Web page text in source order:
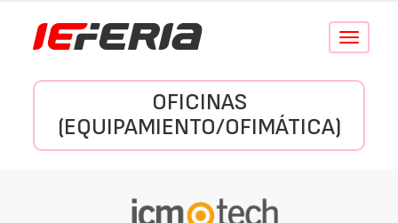
Conmutar
OFICINAS
(EQUIPAMIENTO/OFIMÁTICA)